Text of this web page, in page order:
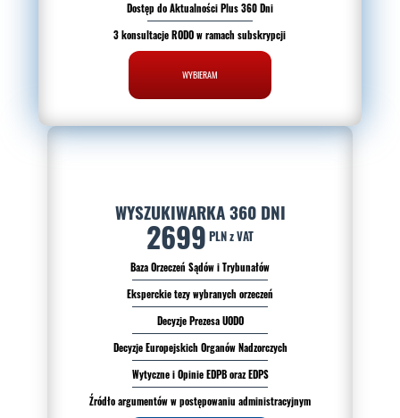
Dostęp do Aktualności Plus 360 Dni
3 konsultacje RODO w ramach subskrypcji
WYBIERAM
WYSZUKIWARKA 360 DNI
2699 PLN z VAT
Baza Orzeczeń Sądów i Trybunałów
Eksperckie tezy wybranych orzeczeń
Decyzje Prezesa UODO
Decyzje Europejskich Organów Nadzorczych
Wytyczne i Opinie EDPB oraz EDPS
Źródło argumentów w postępowaniu administracyjnym